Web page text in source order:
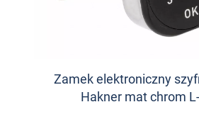
Zamek elektroniczny
Hakner mat chrom